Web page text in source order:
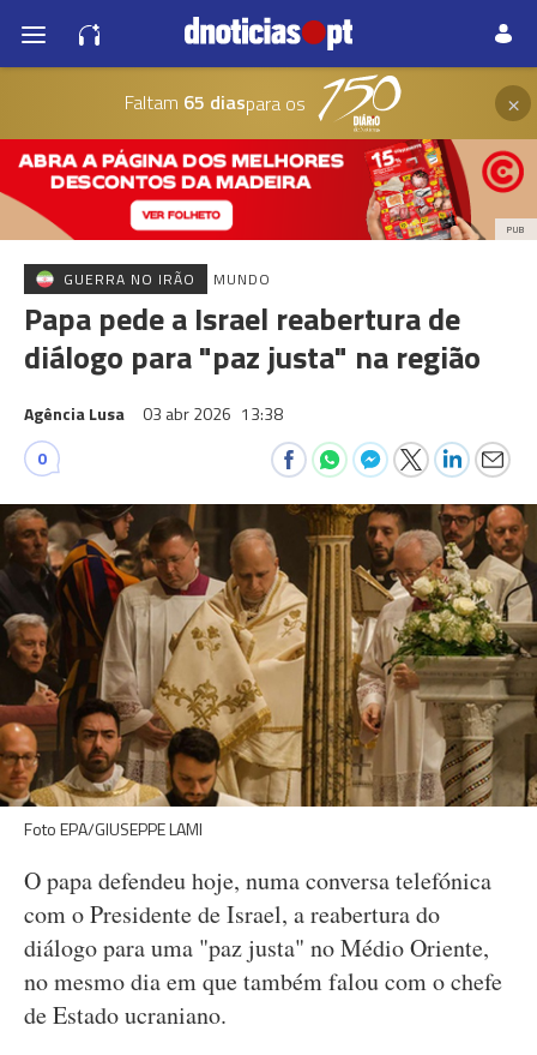
Faltam 65 diaspara os ×
PUB
GUERRA NO IRÃO MUNDO
Papa pede a Israel reabertura de
diálogo para "paz justa" na região
Agência Lusa 03 abr 2026 13:38
0
Foto EPA/GIUSEPPE LAMI
O papa defendeu hoje, numa conversa telefónica
com o Presidente de Israel, a reabertura do
diálogo para uma "paz justa" no Médio Oriente,
no mesmo dia em que também falou com o chefe
de Estado ucraniano.